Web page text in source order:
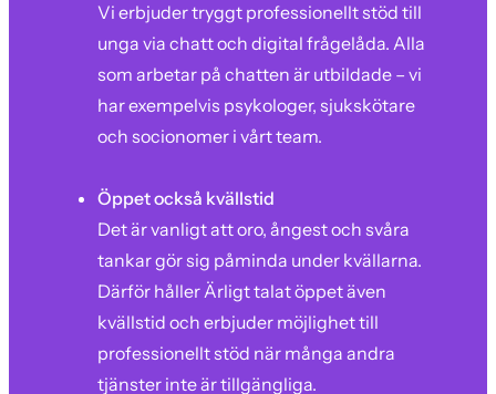
Vi erbjuder tryggt professionellt stöd till
unga via chatt och digital frågelåda. Alla
som arbetar på chatten är utbildade – vi
har exempelvis psykologer, sjukskötare
och socionomer i vårt team.
Öppet också kvällstid
Det är vanligt att oro, ångest och svåra
tankar gör sig påminda under kvällarna.
Därför håller Ärligt talat öppet även
kvällstid och erbjuder möjlighet till
professionellt stöd när många andra
tjänster inte är tillgängliga.